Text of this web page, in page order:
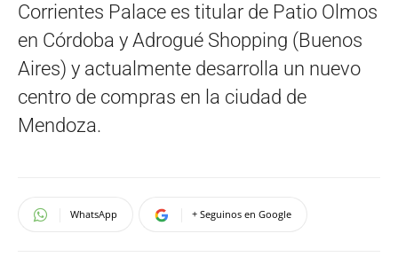
Corrientes Palace es titular de Patio Olmos
en Córdoba y Adrogué Shopping (Buenos
Aires) y actualmente desarrolla un nuevo
centro de compras en la ciudad de
Mendoza.
WhatsApp + Seguinos en Google